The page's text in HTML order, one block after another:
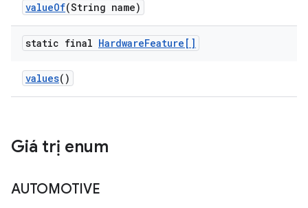
valueOf(String name)
static final HardwareFeature[]
values()
Giá trị enum
AUTOMOTIVE